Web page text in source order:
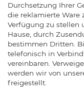
Durchsetzung Ihrer
die reklamierte Ware
Verfügung zu stellen
Hause, durch
bestimmen Dritten.
telefonisch in
vereinbaren.
werden wir von
freigestellt.